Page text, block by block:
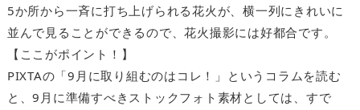
5か所から一斉に打ち上げられる花火が、横一列にきれいに
並んで見ることができるので、花火撮影には好都合です。
【ここがポイント！】
PIXTAの「9月に取り組むのはコレ！」というコラムを読む
と、9月に準備すべきストックフォト素材としては、すで